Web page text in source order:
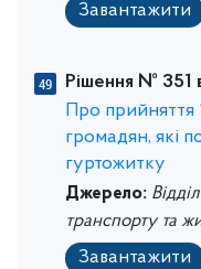
Завантажити
Рішення № 351
Про прийняття
громадян, які
гуртожитку
Джерело:
транспорту та
Завантажити